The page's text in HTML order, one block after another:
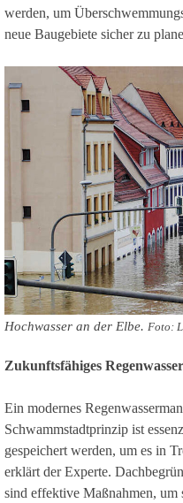
werden, um
neue Baugebiete sicher zu
Hochwasser an der Elbe. Foto:
Zukunftsfähiges
Ein modernes
Schwammstadtprinzip ist
gespeichert werden, um es in
erklärt der Experte.
sind effektive Maßnahmen, um